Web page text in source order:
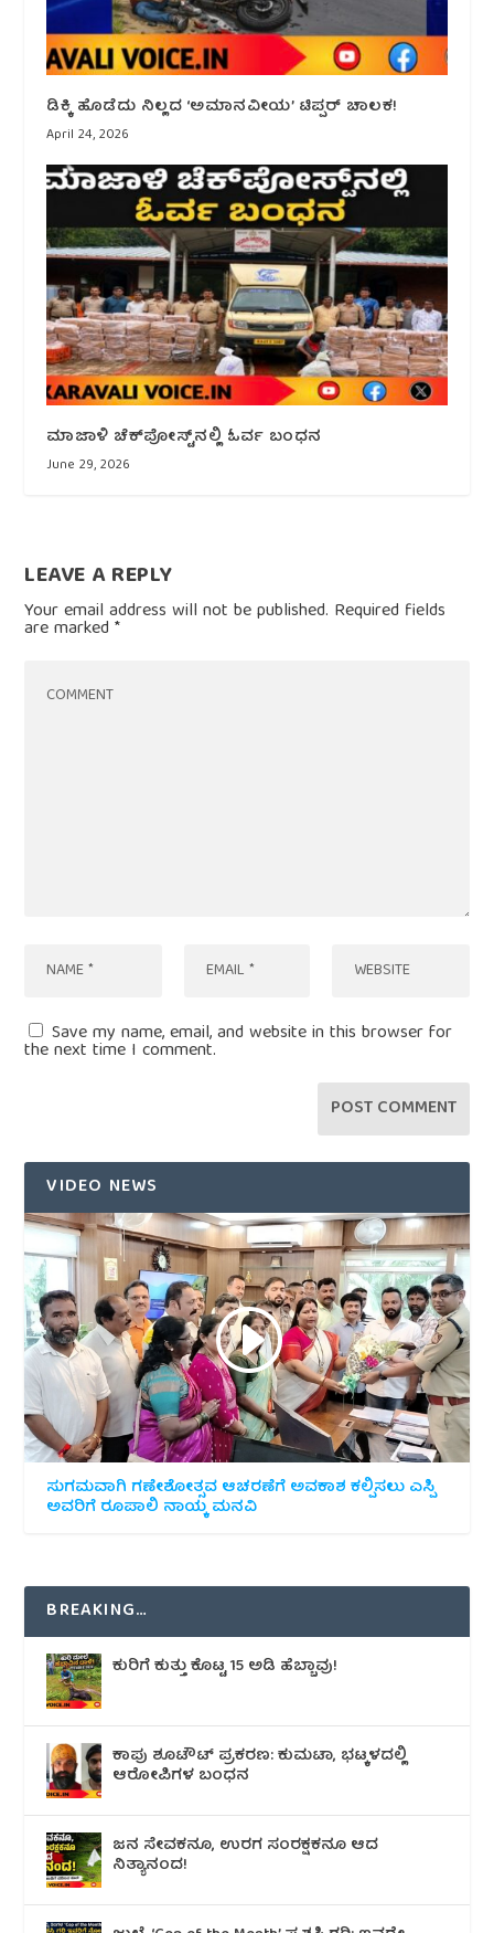
ಡಿಕ್ಕಿ ಹೊಡೆದು ನಿಲ್ಲದ ‘ಅಮಾನವೀಯ’ ಟಿಪ್ಪರ್ ಚಾಲಕ!
April 24, 2026
ಮಾಜಾಳಿ ಚೆಕ್‌ಪೋಸ್ಟ್‌ನಲ್ಲಿ ಓರ್ವ ಬಂಧನ
June 29, 2026
LEAVE A REPLY
Your email address will not be published. Required fields
are marked*
Save my name, email, and website in this browser for
the next time I comment.
VIDEO NEWS
ಸುಗಮವಾಗಿ ಗಣೇಶೋತ್ಸವ ಆಚರಣೆಗೆ ಅವಕಾಶ ಕಲ್ಪಿಸಲು ಎಸ್ಪಿ
ಅವರಿಗೆ ರೂಪಾಲಿ ನಾಯ್ಕ ಮನವಿ
BREAKING…
ಕುರಿಗೆ ಕುತ್ತು ಕೊಟ್ಟ 15 ಅಡಿ ಹೆಬ್ಬಾವು!
ಕಾಪು ಶೂಟೌಟ್‌ ಪ್ರಕರಣ: ಕುಮಟಾ, ಭಟ್ಕಳದಲ್ಲಿ
ಆರೋಪಿಗಳ ಬಂಧನ
ಜನ ಸೇವಕನೂ, ಉರಗ ಸಂರಕ್ಷಕನೂ ಆದ
ನಿತ್ಯಾನಂದ!